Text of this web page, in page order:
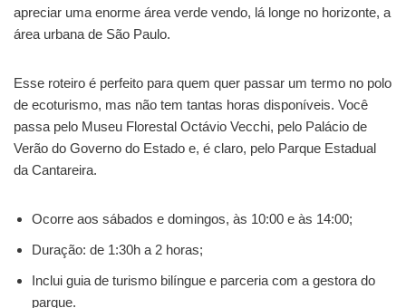
apreciar uma enorme área verde vendo, lá longe no horizonte, a
área urbana de São Paulo.
Esse roteiro é perfeito para quem quer passar um termo no polo
de ecoturismo, mas não tem tantas horas disponíveis. Você
passa pelo Museu Florestal Octávio Vecchi, pelo Palácio de
Verão do Governo do Estado e, é claro, pelo Parque Estadual
da Cantareira.
Ocorre aos sábados e domingos, às 10:00 e às 14:00;
Duração: de 1:30h a 2 horas;
Inclui guia de turismo bilíngue e parceria com a gestora do
parque.